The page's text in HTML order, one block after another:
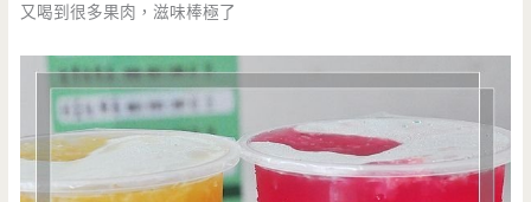
又喝到很多果肉，滋味棒極了